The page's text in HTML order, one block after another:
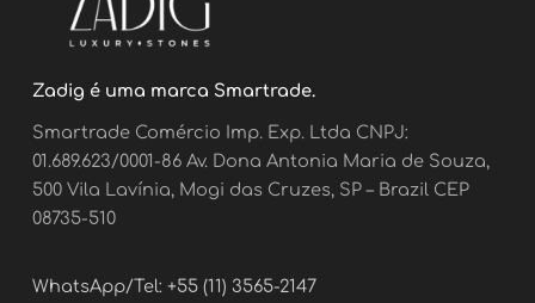
Zadig é uma marca Smartrade.
Smartrade Comércio Imp. Exp. Ltda CNPJ:
01.689.623/0001-86 Av. Dona Antonia Maria de Souza,
500 Vila Lavínia, Mogi das Cruzes, SP – Brazil CEP
08735-510
WhatsApp/Tel: +55 (11) 3565-2147